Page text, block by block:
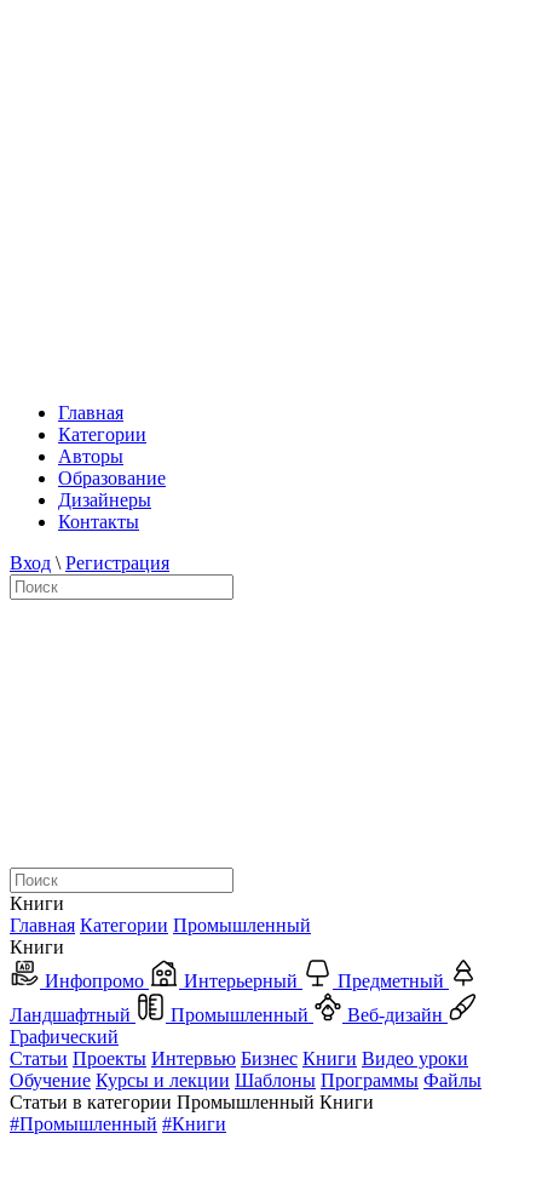
Главная
Категории
Авторы
Образование
Дизайнеры
Контакты
Вход \ Регистрация
Книги
Главная Категории Промышленный
Книги
Инфопромо
Интерьерный
Предметный
Ландшафтный
Промышленный
Веб-дизайн
Графический
Статьи Проекты Интервью Бизнес Книги Видео уроки
Обучение Курсы и лекции Шаблоны Программы Файлы
Статьи в категории Промышленный Книги
#Промышленный #Книги